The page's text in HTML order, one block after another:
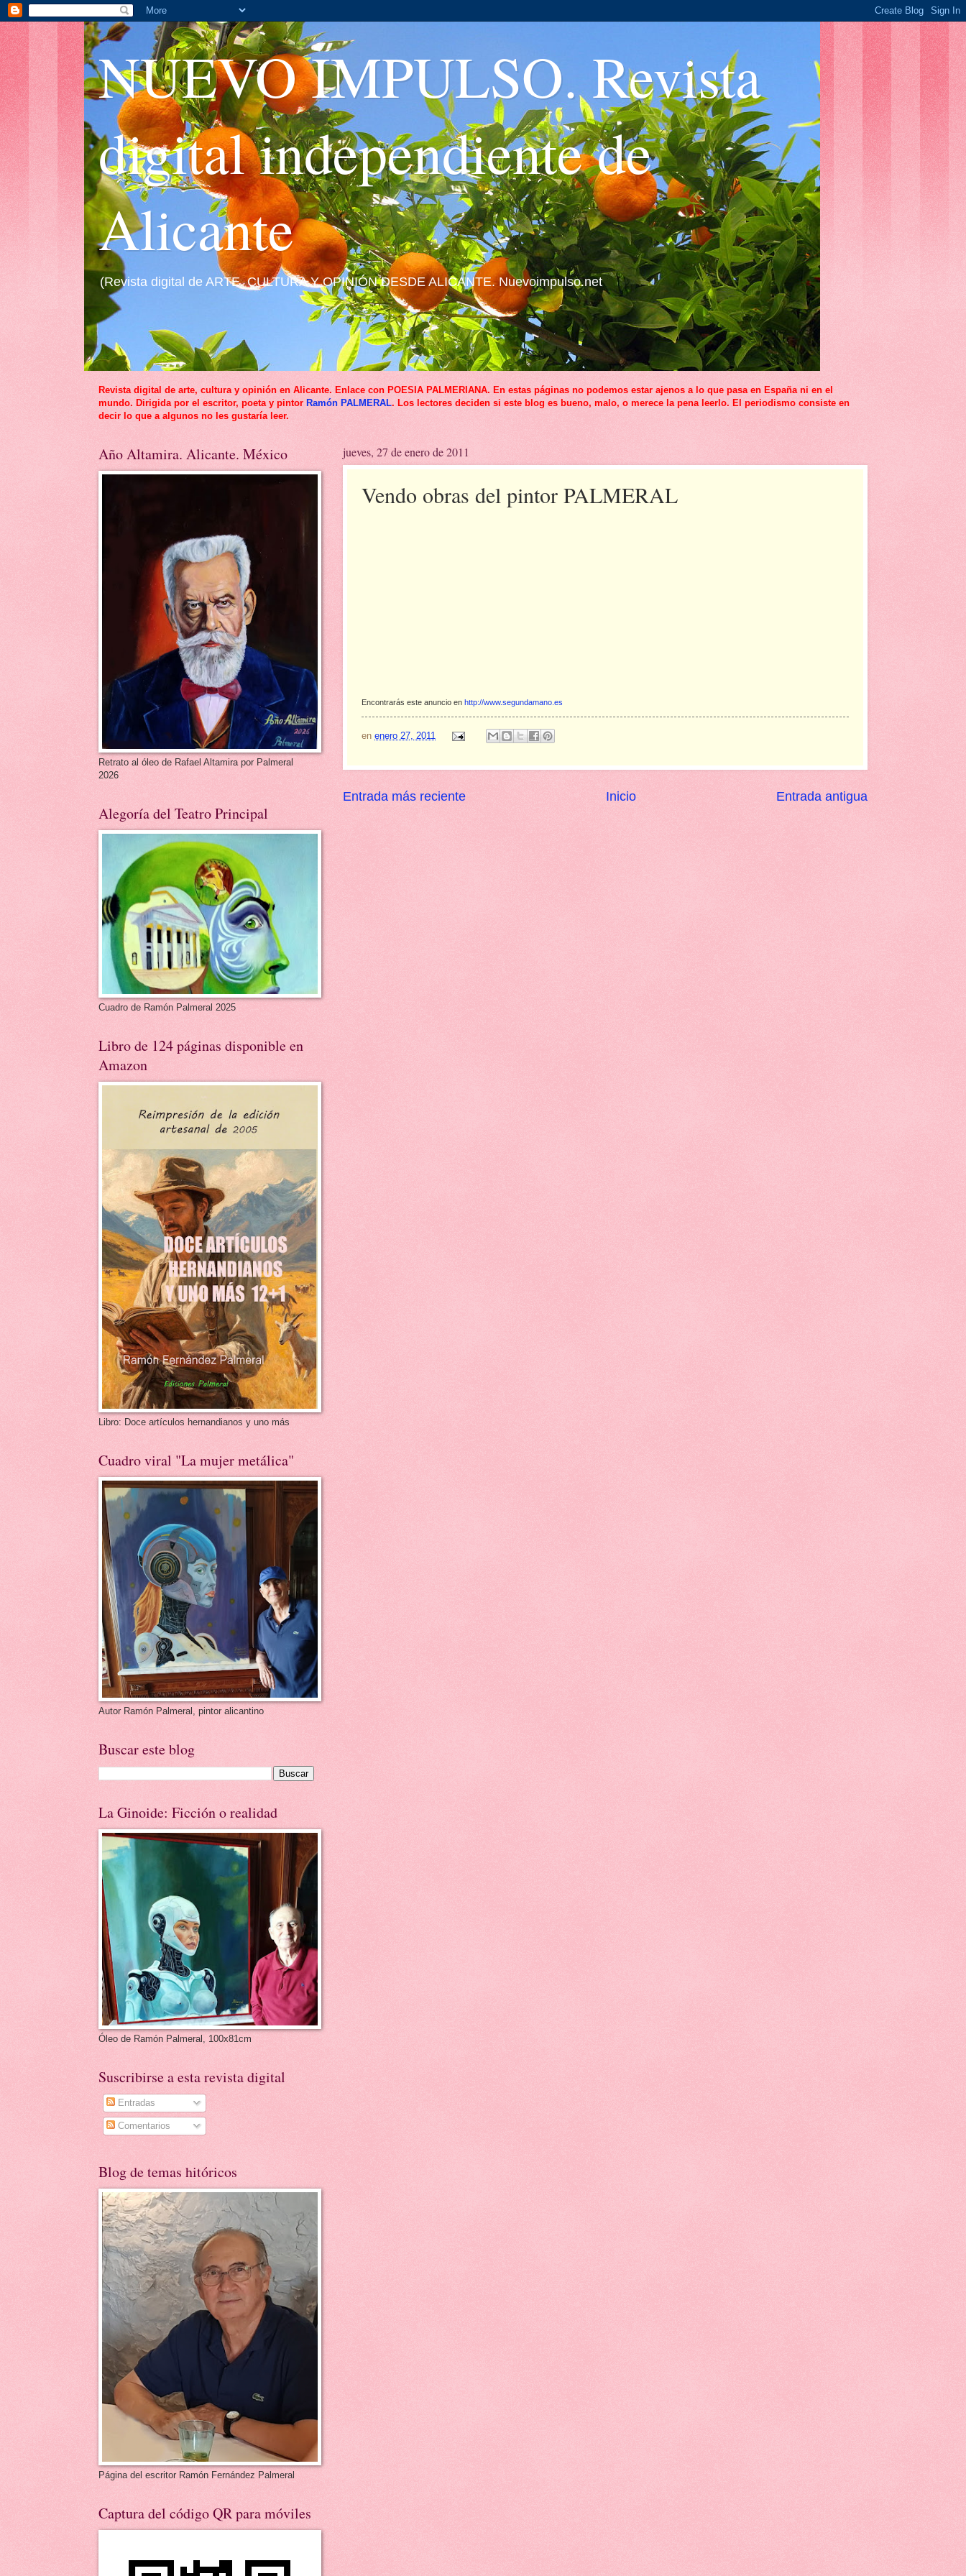
NUEVO IMPULSO. Revista
digital independiente de
Alicante
(Revista digital de ARTE, CULTURA Y OPINIÓN DESDE ALICANTE. Nuevoimpulso.net
Revista digital de arte, cultura y opinión en Alicante. Enlace con POESIA PALMERIANA. En estas páginas no podemos estar ajenos a lo que pasa en España ni en el
mundo. Dirigida por el escritor, poeta y pintor Ramón PALMERAL. Los lectores deciden si este blog es bueno, malo, o merece la pena leerlo. El periodismo consiste en
decir lo que a algunos no les gustaría leer.
jueves, 27 de enero de 2011
Vendo obras del pintor PALMERAL
Encontrarás este anuncio en http://www.segundamano.es
en enero 27, 2011
Entrada más reciente Entrada antigua
Inicio
Año Altamira. Alicante. México
Retrato al óleo de Rafael Altamira por Palmeral
2026
Alegoría del Teatro Principal
Cuadro de Ramón Palmeral 2025
Libro de 124 páginas disponible en
Amazon
Libro: Doce artículos hernandianos y uno más
Cuadro viral "La mujer metálica"
Autor Ramón Palmeral, pintor alicantino
Buscar este blog
La Ginoide: Ficción o realidad
Óleo de Ramón Palmeral, 100x81cm
Suscribirse a esta revista digital
Entradas
Comentarios
Blog de temas hitóricos
Página del escritor Ramón Fernández Palmeral
Captura del código QR para móviles